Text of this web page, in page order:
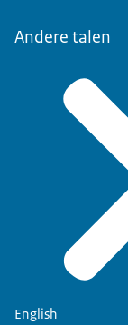
Andere talen
English